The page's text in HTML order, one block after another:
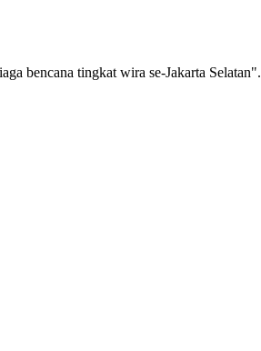
bencana tingkat wira se-Jakarta Selatan".